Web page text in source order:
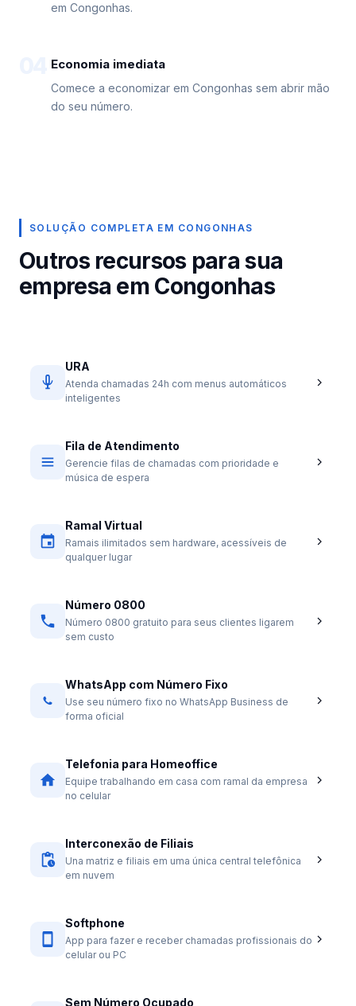
em Congonhas.
Economia imediata
Comece a economizar em Congonhas sem abrir mão
do seu número.
SOLUÇÃO COMPLETA EM CONGONHAS
Outros recursos para sua
empresa em Congonhas
URA
Atenda chamadas 24h com menus automáticos
inteligentes
Fila de Atendimento
Gerencie filas de chamadas com prioridade e
música de espera
Ramal Virtual
Ramais ilimitados sem hardware, acessíveis de
qualquer lugar
Número 0800
Número 0800 gratuito para seus clientes ligarem
sem custo
WhatsApp com Número Fixo
Use seu número fixo no WhatsApp Business de
forma oficial
Telefonia para Homeoffice
Equipe trabalhando em casa com ramal da empresa
no celular
Interconexão de Filiais
Una matriz e filiais em uma única central telefônica
em nuvem
Softphone
App para fazer e receber chamadas profissionais do
celular ou PC
Sem Número Ocupado